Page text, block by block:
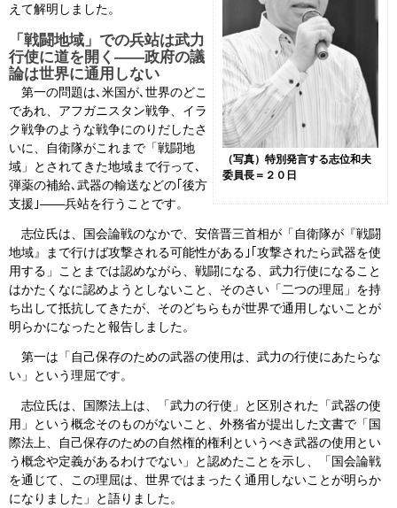
（写真）特別発言する志位和夫
委員長＝２０日
えて解明しました。
「戦闘地域」での兵站は武力
行使に道を開く――政府の議
論は世界に通用しない
第一の問題は､米国が､世界のどこ
であれ、アフガニスタン戦争、イラ
ク戦争のような戦争にのりだしたさ
いに、自衛隊がこれまで「戦闘地
域」とされてきた地域まで行って､
弾薬の補給､武器の輸送などの｢後方
支援｣――兵站を行うことです。
志位氏は、国会論戦のなかで、安倍晋三首相が「自衛隊が『戦闘
地域』まで行けば攻撃される可能性がある｣｢攻撃されたら武器を使
用する」ことまでは認めながら、戦闘になる、武力行使になること
はかたくなに認めようとしないこと、そのさい「二つの理屈」を持
ち出して抵抗してきたが、そのどちらもが世界で通用しないことが
明らかになったと報告しました。
第一は「自己保存のための武器の使用は、武力の行使にあたらな
い」という理屈です。
志位氏は、国際法上は、「武力の行使」と区別された「武器の使
用」という概念そのものがないこと、外務省が提出した文書で「国
際法上、自己保存のための自然権的権利というべき武器の使用とい
う概念や定義があるわけでない」と認めたことを示し、「国会論戦
を通じて、この理屈は、世界ではまったく通用しないことが明らか
になりました」と語りました。